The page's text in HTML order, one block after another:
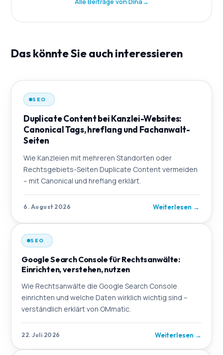
Das könnte Sie auch interessieren
SEO
Duplicate Content bei Kanzlei-Websites:
Canonical Tags, hreflang und Fachanwalt-
Seiten
Wie Kanzleien mit mehreren Standorten oder
Rechtsgebiets-Seiten Duplicate Content vermeiden
– mit Canonical und hreflang erklärt.
6. August 2026 Weiterlesen →
SEO
Google Search Console für Rechtsanwälte:
Einrichten, verstehen, nutzen
Wie Rechtsanwälte die Google Search Console
einrichten und welche Daten wirklich wichtig sind –
verständlich erklärt von OMmatic.
22. Juli 2026 Weiterlesen →